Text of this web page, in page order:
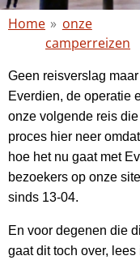
Home » onze
camperreizen
Geen reisverslag
Everdien, de operatie
onze volgende reis
proces hier neer
hoe het nu gaat met
bezoekers op onze
sinds 13-04.
En voor degenen die
gaat dit toch over,